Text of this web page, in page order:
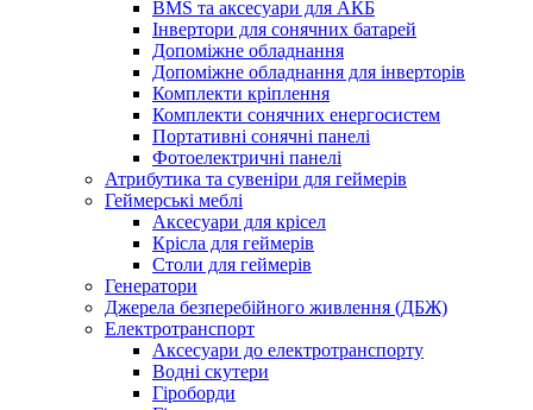
BMS та аксесуари для АКБ
Інвертори для сонячних батарей
Допоміжне обладнання
Допоміжне обладнання для інверторів
Комплекти кріплення
Комплекти сонячних енергосистем
Портативні сонячні панелі
Фотоелектричні панелі
Атрибутика та сувеніри для геймерів
Геймерські меблі
Аксесуари для крісел
Крісла для геймерів
Столи для геймерів
Генератори
Джерела безперебійного живлення (ДБЖ)
Електротранспорт
Аксесуари до електротранспорту
Водні скутери
Гіроборди